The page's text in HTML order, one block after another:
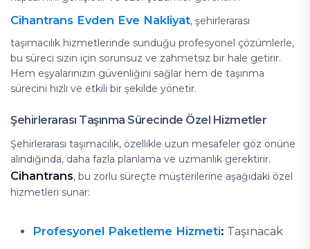
Cihantrans Evden Eve Nakliyat, şehirlerarası
taşımacılık hizmetlerinde sunduğu profesyonel çözümlerle,
bu süreci sizin için sorunsuz ve zahmetsiz bir hale getirir.
Hem eşyalarınızın güvenliğini sağlar hem de taşınma
sürecini hızlı ve etkili bir şekilde yönetir.
Şehirlerarası Taşınma Sürecinde Özel Hizmetler
Şehirlerarası taşımacılık, özellikle uzun mesafeler göz önüne
alındığında, daha fazla planlama ve uzmanlık gerektirir.
Cihantrans, bu zorlu süreçte müşterilerine aşağıdaki özel
hizmetleri sunar:
Profesyonel Paketleme Hizmeti: Taşınacak